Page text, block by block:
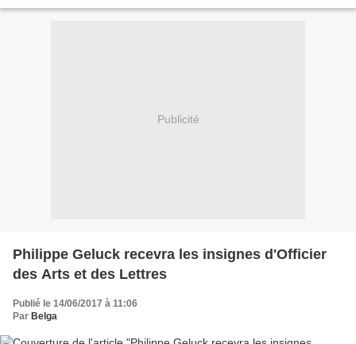
Publicité
Philippe Geluck recevra les insignes d'Officier
des Arts et des Lettres
Publié le 14/06/2017 à 11:06
Par Belga